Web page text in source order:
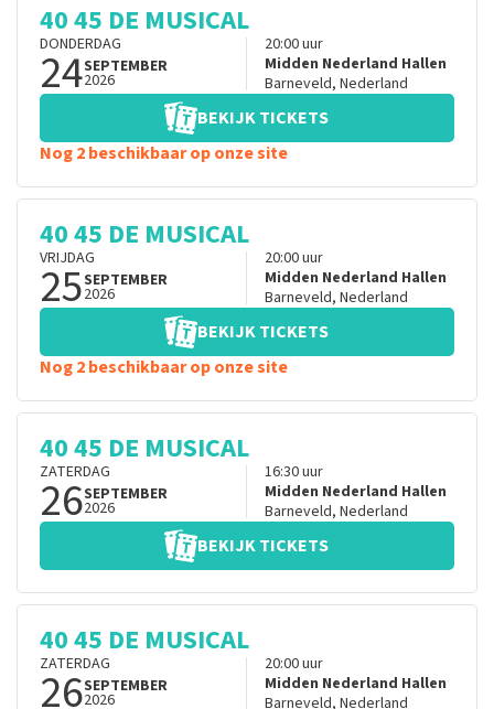
40 45 DE MUSICAL
DONDERDAG
24SEPTEMBER
2026
20:00uur
Midden Nederland Hallen
Barneveld, Nederland
BEKIJK TICKETS
Nog 2 beschikbaar op onze site
40 45 DE MUSICAL
VRIJDAG
25SEPTEMBER
2026
20:00uur
Midden Nederland Hallen
Barneveld, Nederland
BEKIJK TICKETS
Nog 2 beschikbaar op onze site
40 45 DE MUSICAL
ZATERDAG
26SEPTEMBER
2026
16:30uur
Midden Nederland Hallen
Barneveld, Nederland
BEKIJK TICKETS
40 45 DE MUSICAL
ZATERDAG
26SEPTEMBER
2026
20:00uur
Midden Nederland Hallen
Barneveld, Nederland